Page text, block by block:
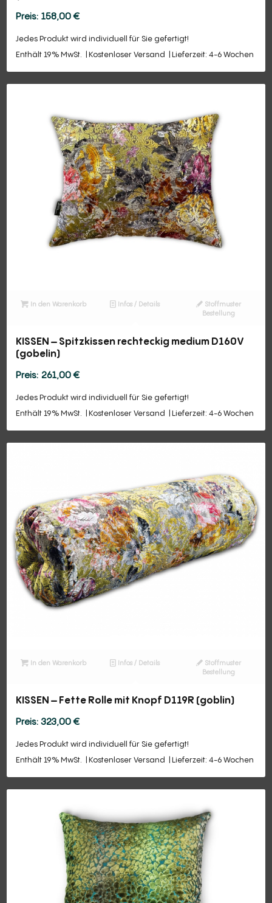
158,00€
Jedes Produkt wird individuell für Sie gefertigt!
Enthält 19% MwSt.
Kostenloser Versand Lieferzeit: 4-6 Wochen
In den Warenkorb Infos / Details
Stoffmuster
Bestellung
KISSEN – Spitzkissen rechteckig medium D160V
(gobelin)
261,00€
Jedes Produkt wird individuell für Sie gefertigt!
Enthält 19% MwSt.
Kostenloser Versand Lieferzeit: 4-6 Wochen
In den Warenkorb Infos / Details
Stoffmuster
Bestellung
KISSEN – Fette Rolle mit Knopf D119R (goblin)
323,00€
Jedes Produkt wird individuell für Sie gefertigt!
Enthält 19% MwSt.
Kostenloser Versand Lieferzeit: 4-6 Wochen